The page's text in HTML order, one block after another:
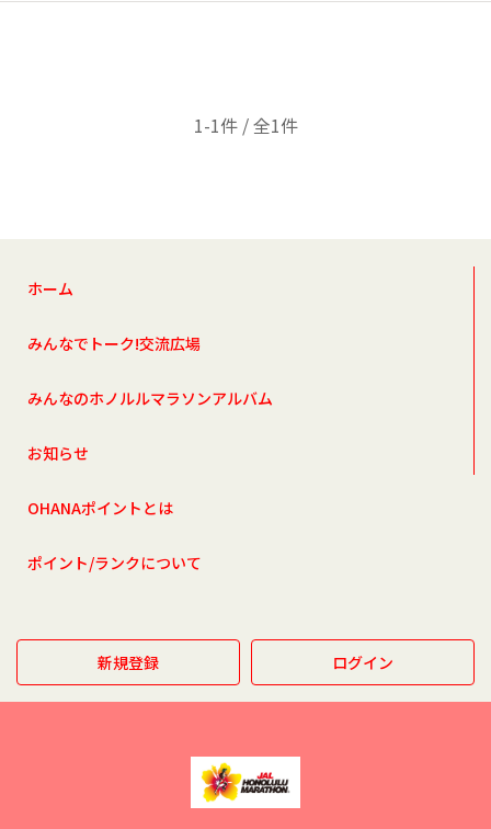
1-1件 / 全1件
ホーム
みんなでトーク!交流広場
みんなのホノルルマラソンアルバム
お知らせ
OHANAポイントとは
ポイント/ランクについて
新規登録 ログイン